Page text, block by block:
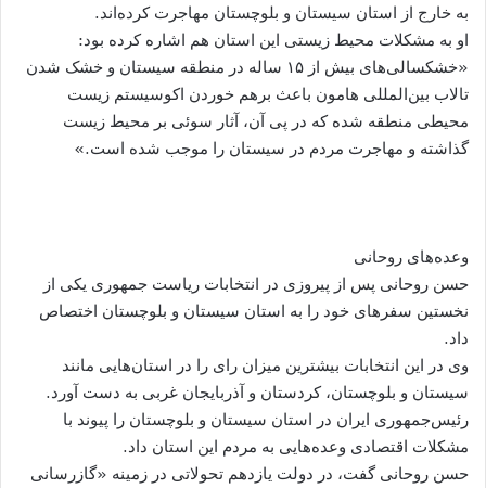
به خارج از استان سیستان و بلوچستان مهاجرت کرده‌اند.
او به مشکلات محیط زیستی این استان هم اشاره کرده بود:
«خشکسالی‌های بیش از ۱۵ ساله در منطقه سیستان و خشک شدن
تالاب بین‌المللی هامون باعث برهم خوردن اکوسیستم زیست
محیطی منطقه شده که در پی آن، آثار سوئی بر محیط زیست
گذاشته و مهاجرت مردم در سیستان را موجب شده است.»
وعده‌های روحانی
حسن روحانی پس از پیروزی در انتخابات ریاست جمهوری یکی از
نخستین سفرهای خود را به استان سیستان و بلوچستان اختصاص
داد.
وی در این انتخابات بیشترین میزان رای را در استان‌هایی مانند
سیستان و بلوچستان، کردستان و آذربایجان غربی به دست آورد.
رئیس‌جمهوری ایران در استان سیستان و بلوچستان را پیوند با
مشکلات اقتصادی وعده‌هایی به مردم این استان داد.
حسن روحانی گفت، در دولت یازدهم تحولاتی در زمینه «گازرسانی